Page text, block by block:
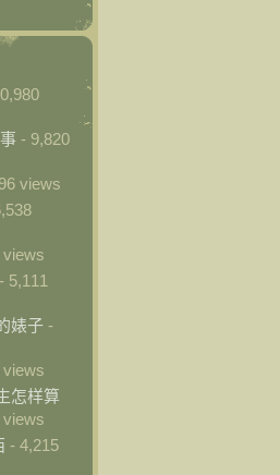
- 9,820
views
views
- 5,111
婊子 -
views
怎样算
views
- 4,215